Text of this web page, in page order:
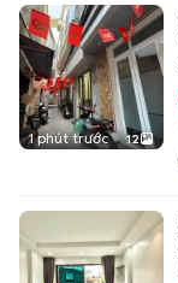
1 phút trước 12